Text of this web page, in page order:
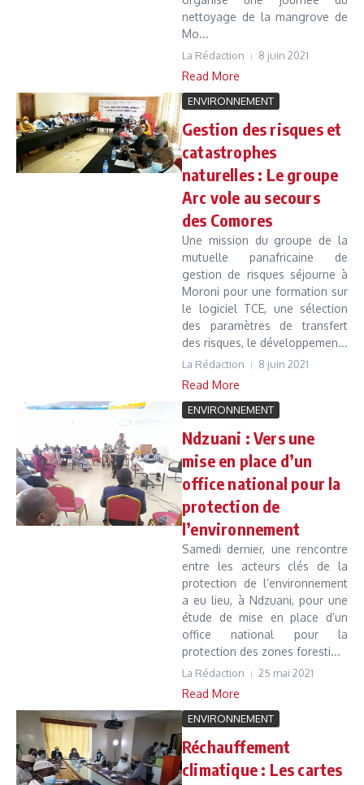
nettoyage de la mangrove de
Mo...
La Rédaction 8 juin 2021
Read More
ENVIRONNEMENT
Gestion des risques et
catastrophes
naturelles : Le groupe
Arc vole au secours
des Comores
Une mission du groupe de la
mutuelle panafricaine de
gestion de risques séjourne à
Moroni pour une formation sur
le logiciel TCE, une sélection
des paramètres de transfert
des risques, le développemen...
La Rédaction 8 juin 2021
Read More
ENVIRONNEMENT
Ndzuani : Vers une
mise en place d’un
office national pour la
protection de
l’environnement
Samedi dernier, une rencontre
entre les acteurs clés de la
protection de l’environnement
a eu lieu, à Ndzuani, pour une
étude de mise en place d’un
office national pour la
protection des zones foresti...
La Rédaction 25 mai 2021
Read More
ENVIRONNEMENT
Réchauffement
climatique : Les cartes